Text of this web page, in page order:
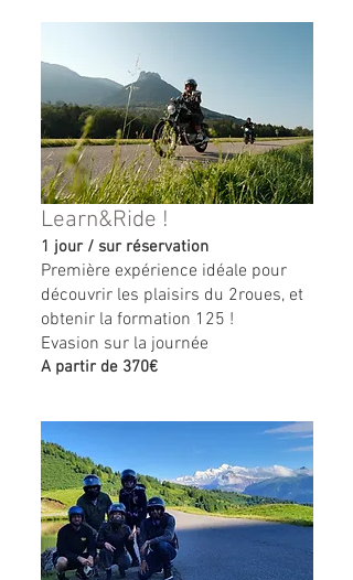
Learn&Ride !
1 jour / sur réservation
Première expérience idéale pour
découvrir les plaisirs du 2roues, et
obtenir la formation 125 !
Evasion sur la journée
A partir de 370€